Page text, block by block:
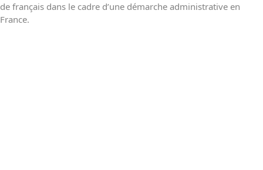
de français dans le cadre d’une démarche administrative en
France.